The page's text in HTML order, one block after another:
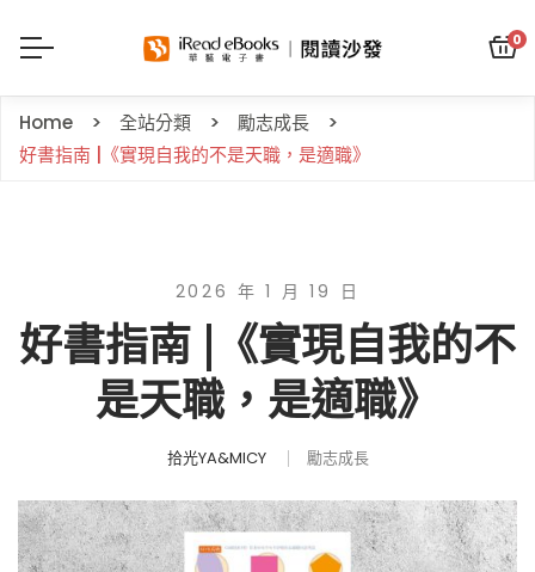
0
Home 全站分類
勵志成長
好書指南 |《實現自我的不是天職，是適職》
2026 年 1 月 19 日
好書指南 |《實現自我的不
是天職，是適職》
拾光YA&MICY 勵志成長